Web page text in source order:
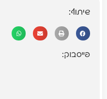
שיתוף:
פייסבוק: